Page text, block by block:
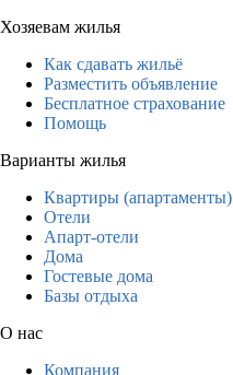
Хозяевам жилья
Как сдавать жильё
Разместить объявление
Бесплатное страхование
Помощь
Варианты жилья
Квартиры (апартаменты)
Отели
Апарт-отели
Дома
Гостевые дома
Базы отдыха
О нас
Компания